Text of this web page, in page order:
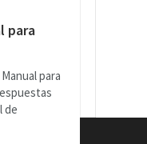
para
para
de